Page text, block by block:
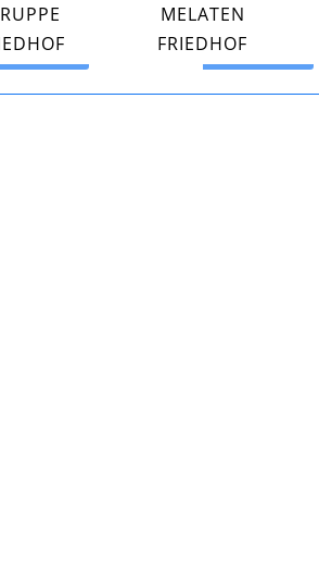
MELATEN
FRIEDHOF